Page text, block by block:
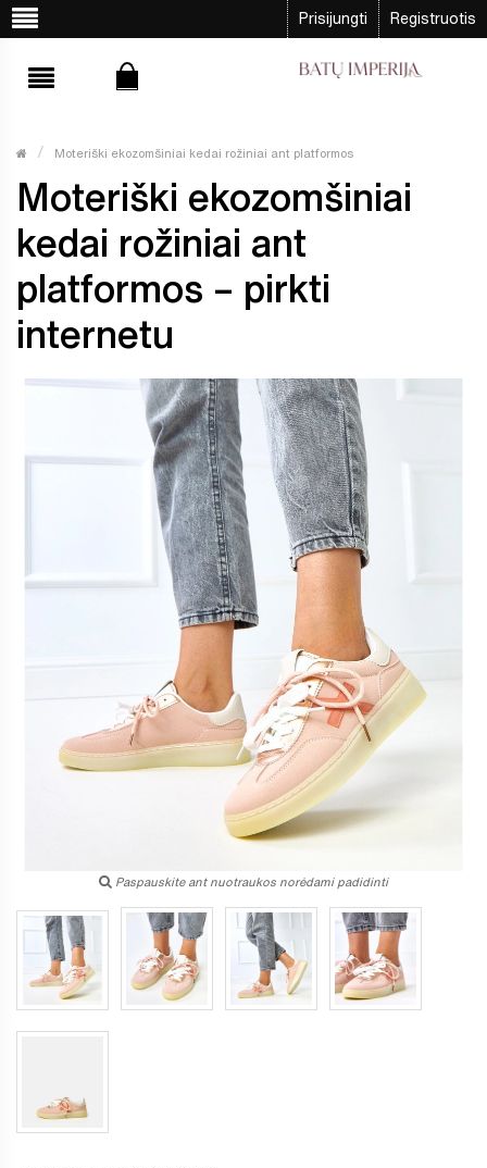
Prisijungti Registruotis
Moteriški ekozomšiniai kedai rožiniai ant platformos
Moteriški ekozomšiniai
kedai rožiniai ant
platformos – pirkti
internetu
Paspauskite ant nuotraukos norėdami padidinti